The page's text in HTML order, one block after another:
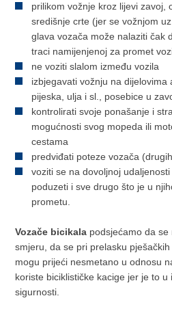
prilikom vožnje kroz lijevi zavoj,
središnje crte (jer se vožnjom
glava vozača može nalaziti čak
traci namijenjenoj za promet
ne voziti slalom između vozila
izbjegavati vožnju na dijelovima
pijeska, ulja i sl., posebice u
kontrolirati svoje ponašanje i
mogućnosti svog mopeda ili
cestama
predviđati poteze vozača
voziti se na dovoljnoj
poduzeti i sve drugo što je u
prometu.
Vozače bicikala podsjećamo da
smjeru, da se pri prelasku
mogu prijeći nesmetano u odnosu
koriste biciklističke kacige jer je to
sigurnosti.